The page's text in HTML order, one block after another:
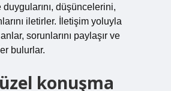
düşüncelerini,
iletirler. İletişim yoluyla
sorunlarını paylaşır ve
bulurlar.
konuşma